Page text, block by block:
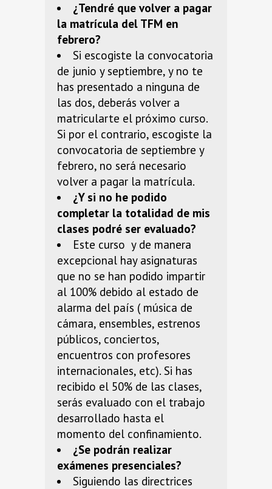
¿Tendré que volver a pagar
la matrícula del TFM en
febrero?
Si escogiste la convocatoria
de junio y septiembre, y no te
has presentado a ninguna de
las dos, deberás volver a
matricularte el próximo curso.
Si por el contrario, escogiste la
convocatoria de septiembre y
febrero, no será necesario
volver a pagar la matrícula.
¿Y si no he podido
completar la totalidad de mis
clases podré ser evaluado?
Este curso y de manera
excepcional hay asignaturas
que no se han podido impartir
al 100% debido al estado de
alarma del país ( música de
cámara, ensembles, estrenos
públicos, conciertos,
encuentros con profesores
internacionales, etc). Si has
recibido el 50% de las clases,
serás evaluado con el trabajo
desarrollado hasta el
momento del confinamiento.
¿Se podrán realizar
exámenes presenciales?
Siguiendo las directrices